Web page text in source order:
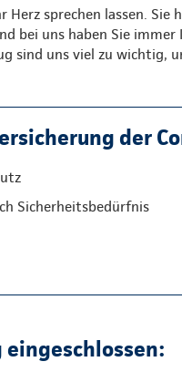
Herz sprechen lassen. Sie
bei uns haben Sie
sind uns viel zu wichtig,
der
Sicherheitsbedürfnis
eingeschlossen: